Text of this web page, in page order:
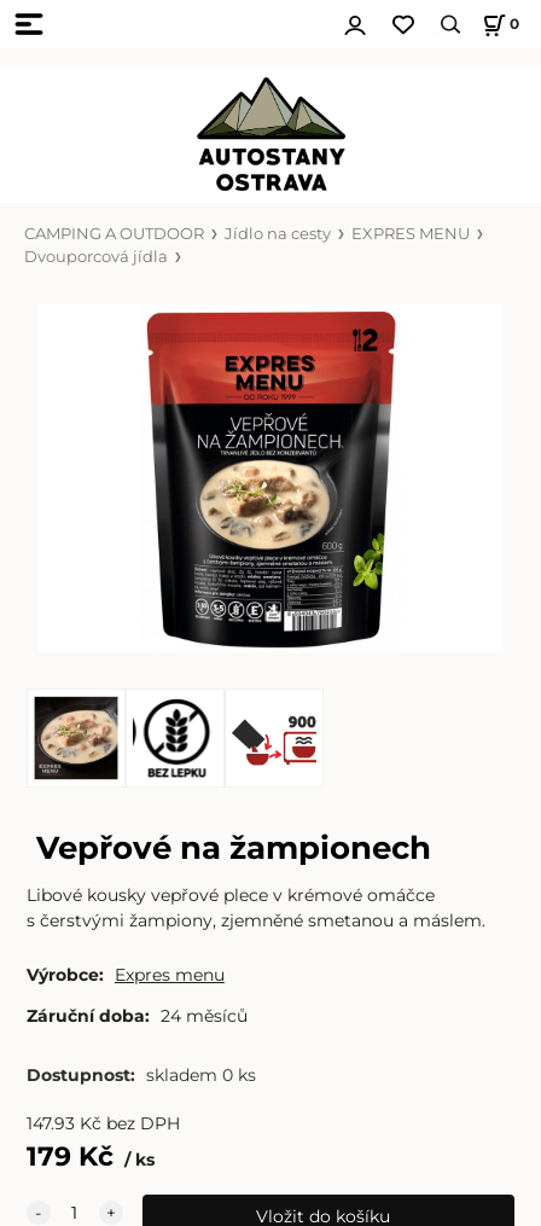
0
CAMPING A OUTDOOR Jídlo na cesty
EXPRES MENU
Dvouporcová jídla
Vepřové na žampionech
Libové kousky vepřové plece v krémové omáčce
s čerstvými žampiony, zjemněné smetanou a máslem.
Výrobce: Expres menu
Záruční doba: 24 měsíců
Dostupnost: skladem 0 ks
147.93Kč bez DPH
179Kč ks